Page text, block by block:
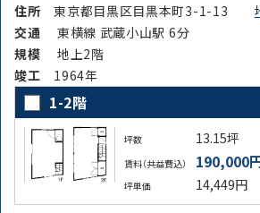
住所東京都目黒区目黒本町3-1-13
交通
東横線 武蔵小山駅 6分
規模
地上2階
竣⼯ 1964年
1-2階
坪数 13.15坪
賃料（共益費込） 190,000
坪単価 14,449円